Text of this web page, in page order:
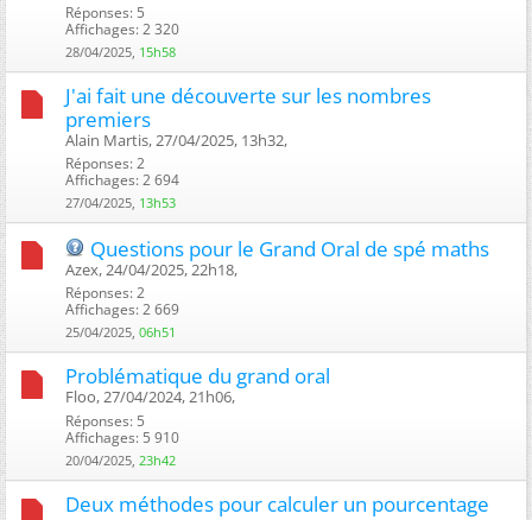
Réponses: 5
Affichages: 2 320
28/04/2025, 15h58
J'ai fait une découverte sur les nombres
premiers
Alain Martis, 27/04/2025, 13h32, ‎
Réponses: 2
Affichages: 2 694
27/04/2025, 13h53
Questions pour le Grand Oral de spé maths
Azex, 24/04/2025, 22h18, ‎
Réponses: 2
Affichages: 2 669
25/04/2025, 06h51
Problématique du grand oral
Floo, 27/04/2024, 21h06, ‎
Réponses: 5
Affichages: 5 910
20/04/2025, 23h42
Deux méthodes pour calculer un pourcentage